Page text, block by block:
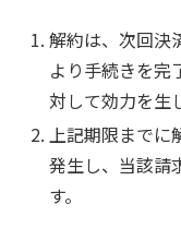
解約は、次回決
より手続きを完
対して効力を生
上記期限までに
発生し、当該請
す。